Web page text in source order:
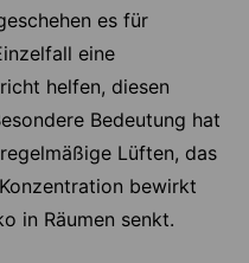
es für
eine
helfen, diesen
Bedeutung hat
Lüften, das
bewirkt
in Räumen senkt.